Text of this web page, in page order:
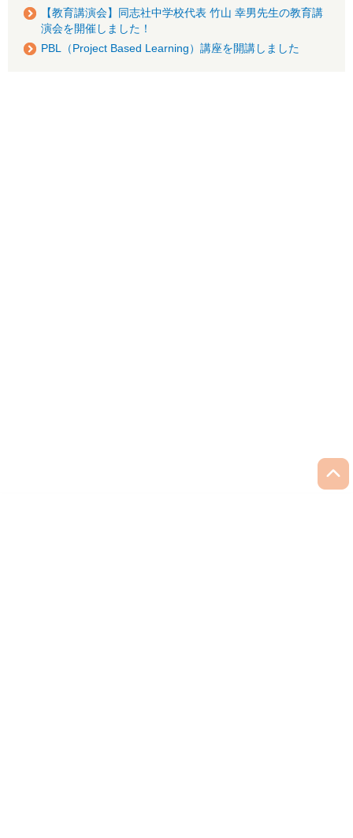
【教育講演会】同志社中学校代表 竹山 幸男先生の教育講
演会を開催しました！
PBL（Project Based Learning）講座を開講しました